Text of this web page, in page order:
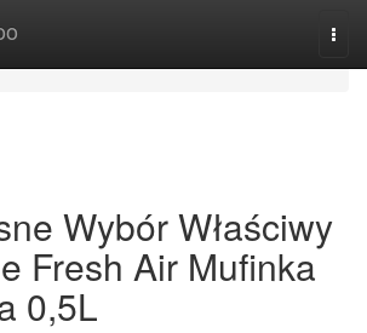
Wybór Właściwy
Fresh Air Mufinka
0,5L